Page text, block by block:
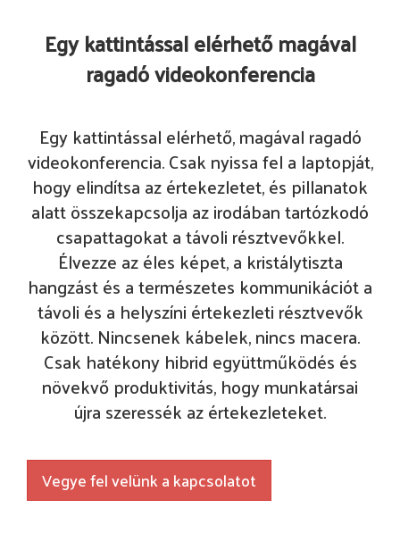
Egy kattintással elérhető magával
ragadó videokonferencia
Egy kattintással elérhető, magával ragadó
videokonferencia. Csak nyissa fel a laptopját,
hogy elindítsa az értekezletet, és pillanatok
alatt összekapcsolja az irodában tartózkodó
csapattagokat a távoli résztvevőkkel.
Élvezze az éles képet, a kristálytiszta
hangzást és a természetes kommunikációt a
távoli és a helyszíni értekezleti résztvevők
között. Nincsenek kábelek, nincs macera.
Csak hatékony hibrid együttműködés és
növekvő produktivitás, hogy munkatársai
újra szeressék az értekezleteket.
Vegye fel velünk a kapcsolatot